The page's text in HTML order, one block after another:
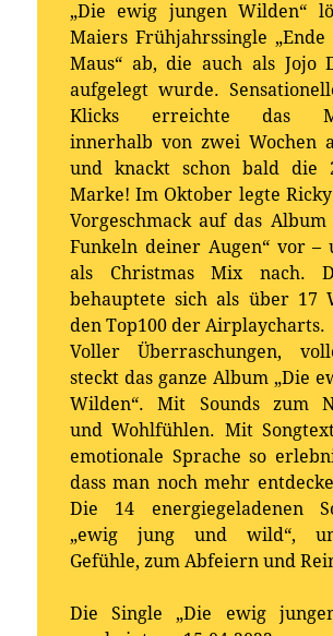
„Die ewig jungen Wilden“
Maiers Frühjahrssingle „Ende
Maus“ ab, die auch als Jojo
aufgelegt wurde.
Klicks erreichte das
innerhalb von zwei Wochen
und knackt schon bald die
Marke! Im Oktober legte
Vorgeschmack auf das Album
Funkeln deiner Augen“ vor –
als Christmas Mix nach.
behauptete sich als über 17
den Top100 der Airplaycharts.
Voller Überraschungen,
steckt das ganze Album „Die
Wilden“. Mit Sounds zum
und Wohlfühlen. Mit
emotionale Sprache so
dass man noch mehr
Die 14 energiegeladenen
„ewig jung und wild“,
Gefühle, zum Abfeiern und
Die Single „Die ewig